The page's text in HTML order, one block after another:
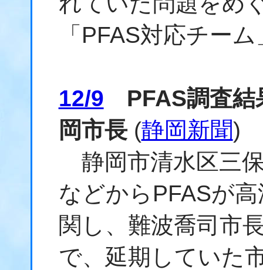
「PFAS対応チー
12/9 PFAS調査
岡市長(静岡新聞)
静岡市清水区三
などからPFASが
関し、難波喬司市
で、延期していた